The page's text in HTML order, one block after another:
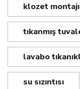
klozet montajı
tıkanmış
lavabo
su sızıntısı